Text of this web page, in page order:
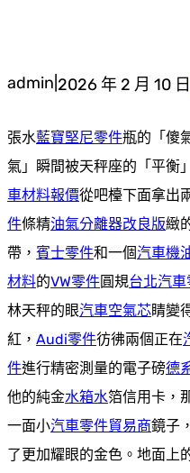
admin 2026 年 2 月 10 日
張水藍寶堅尼零件瓶的「傻
氣」瞬間被天秤座的「平衡
車材料報價從吧檯下面拿出
件條精油氣分離器改良版緻
帶， 賓士零件和一個汽車機
材料的VW零件圓規台北汽車
林天秤的眼汽車空氣芯睛變
紅， Audi零件彷彿兩個正在
件進行精密測量的電子磅德
他的純金水箱水箔信用卡，
一面小汽車零件貿易商鏡子
了更加耀眼的金色。地面上